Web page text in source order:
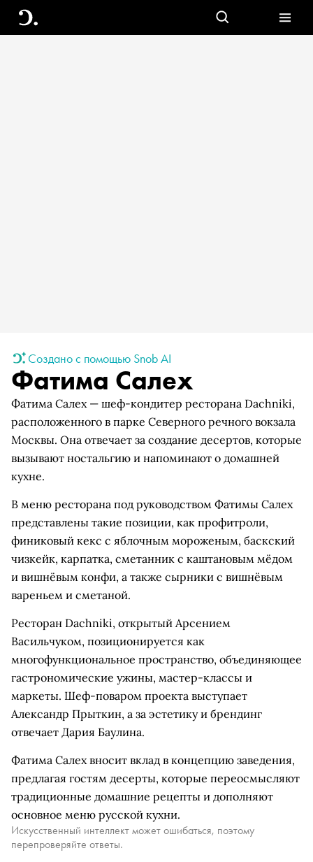
Создано с помощью Snob AI
Фатима Салех
Фатима Салех — шеф-кондитер ресторана Dachniki,
расположенного в парке Северного речного вокзала
Москвы. Она отвечает за создание десертов, которые
вызывают ностальгию и напоминают о домашней
кухне.
В меню ресторана под руководством Фатимы Салех
представлены такие позиции, как профитроли,
финиковый кекс с яблочным мороженым, баскский
чизкейк, карпатка, сметанник с каштановым мёдом
и вишнёвым конфи, а также сырники с вишнёвым
вареньем и сметаной.
Ресторан Dachniki, открытый Арсением
Васильчуком, позиционируется как
многофункциональное пространство, объединяющее
гастрономические ужины, мастер-классы и
маркеты. Шеф-поваром проекта выступает
Александр Прыткин, а за эстетику и брендинг
отвечает Дария Баулина.
Фатима Салех вносит вклад в концепцию заведения,
предлагая гостям десерты, которые переосмысляют
традиционные домашние рецепты и дополняют
основное меню русской кухни.
Искусственный интеллект может ошибаться, поэтому
перепроверяйте ответы.